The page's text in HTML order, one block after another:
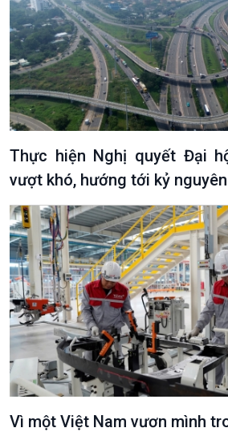
Podcast
Góc
Bình
10
Câu
Dòng
Đối
Diễn
Thực hiện Nghị quyết Đại
vượt khó, hướng tới kỷ
Vì một Việt Nam vươn mình